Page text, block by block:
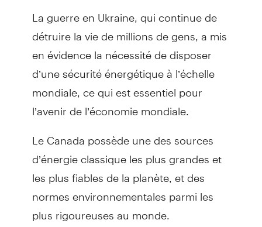
La guerre en Ukraine, qui continue de
détruire la vie de millions de gens, a mis
en évidence la nécessité de disposer
d’une sécurité énergétique à l’échelle
mondiale, ce qui est essentiel pour
l’avenir de l’économie mondiale.
Le Canada possède une des sources
d’énergie classique les plus grandes et
les plus fiables de la planète, et des
normes environnementales parmi les
plus rigoureuses au monde.